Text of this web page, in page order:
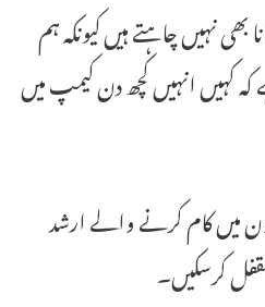
نہیں چاہتے ہیں کیونکہ ہم
کہیں انہیں کچھ دن کیمپ میں
میں کام کرنے والے ارشد
کرسکیں۔